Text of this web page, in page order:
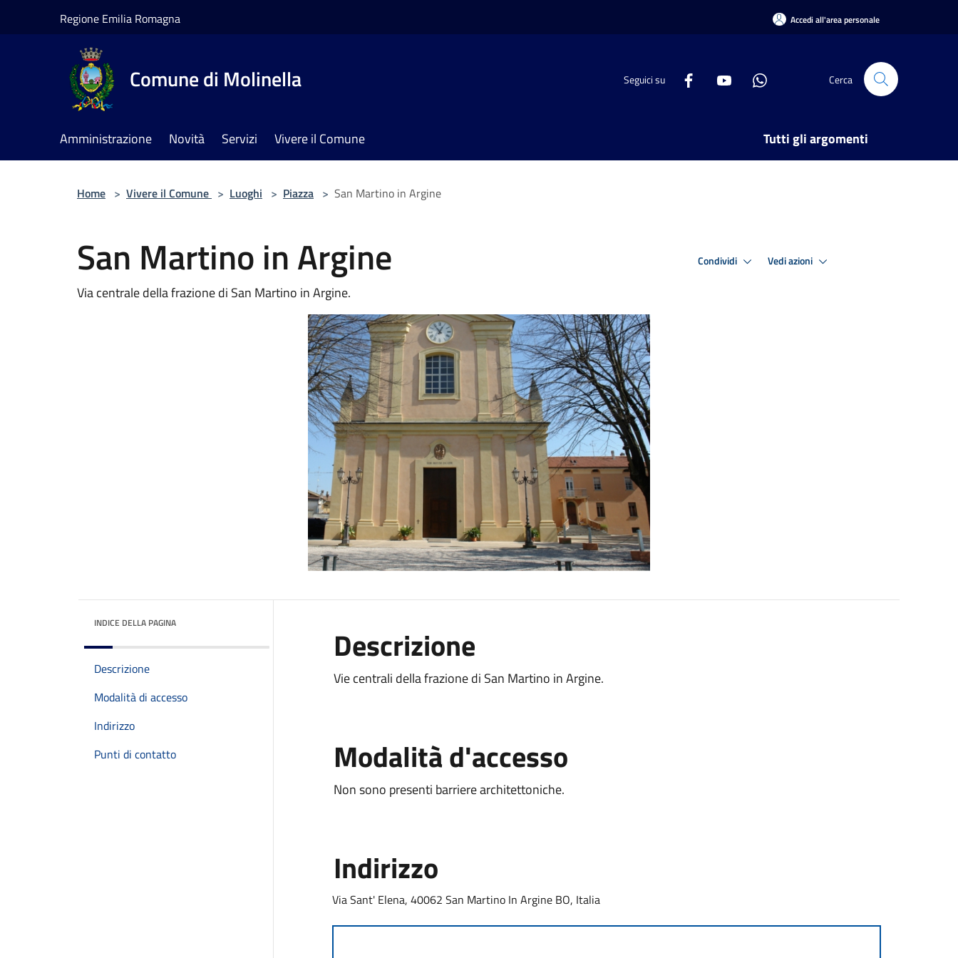
Regione Emilia Romagna Accedi all'area personale
Comune di Molinella Seguici su Cerca
Amministrazione Novità Servizi Vivere il Comune Tutti gli argomenti
Home > Vivere il Comune > Luoghi > Piazza > San Martino in Argine
San Martino in Argine
Via centrale della frazione di San Martino in Argine.
Condividi Vedi azioni
INDICE DELLA PAGINA
Descrizione
Modalità di accesso
Indirizzo
Punti di contatto
Descrizione
Vie centrali della frazione di San Martino in Argine.
Modalità d'accesso
Non sono presenti barriere architettoniche.
Indirizzo
Via Sant' Elena, 40062 San Martino In Argine BO, Italia